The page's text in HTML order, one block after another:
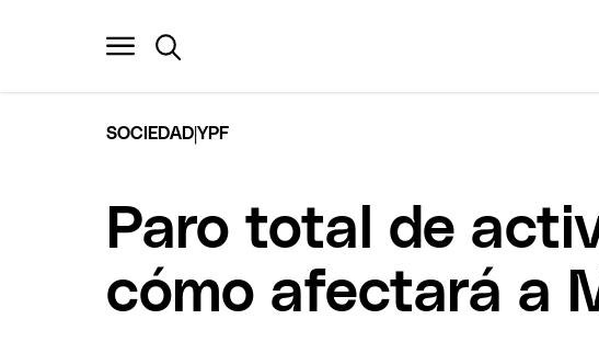
SOCIEDAD|YPF
Paro total de
cómo afectará a